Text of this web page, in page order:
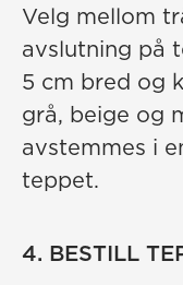
Velg mellom
avslutning på
5 cm bred og
grå, beige og
avstemmes i
teppet.
4. BESTILL